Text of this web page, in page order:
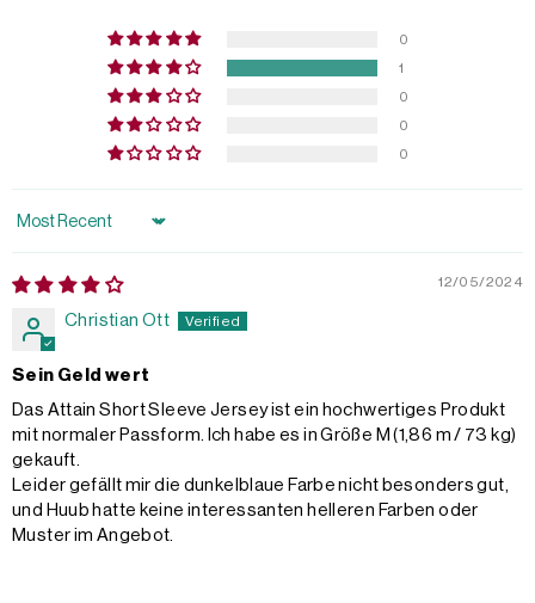
0
1
0
0
0
Sort by
12/05/2024
Christian Ott
Sein Geld wert
Das Attain Short Sleeve Jersey ist ein hochwertiges Produkt
mit normaler Passform. Ich habe es in Größe M (1,86 m / 73 kg)
gekauft.
Leider gefällt mir die dunkelblaue Farbe nicht besonders gut,
und Huub hatte keine interessanten helleren Farben oder
Muster im Angebot.